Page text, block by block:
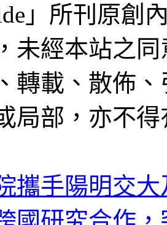
」所刊原創
未經本站之
轉載、散佈
局部，亦不
攜手陽明交